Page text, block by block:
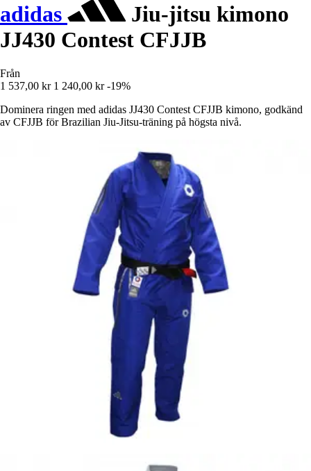
adidas
Jiu-jitsu kimono
JJ430 Contest CFJJB
Från
1 537,00 kr 1 240,00 kr -19%
Dominera ringen med adidas JJ430 Contest CFJJB kimono, godkänd
av CFJJB för Brazilian Jiu-Jitsu-träning på högsta nivå.